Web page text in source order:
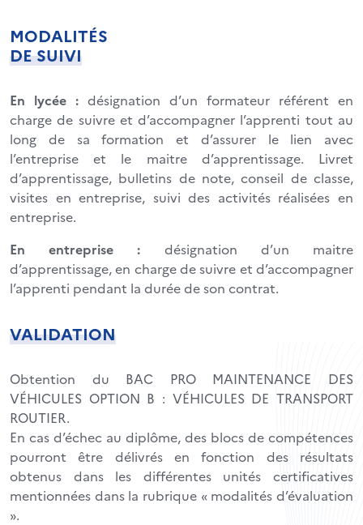
MODALITÉS
DE SUIVI
En lycée : désignation d’un formateur référent en
charge de suivre et d’accompagner l’apprenti tout au
long de sa formation et d’assurer le lien avec
l’entreprise et le maitre d’apprentissage. Livret
d’apprentissage, bulletins de note, conseil de classe,
visites en entreprise, suivi des activités réalisées en
entreprise.
En entreprise : désignation d’un maitre
d’apprentissage, en charge de suivre et d’accompagner
l’apprenti pendant la durée de son contrat.
VALIDATION
Obtention du BAC PRO MAINTENANCE DES
VÉHICULES OPTION B : VÉHICULES DE TRANSPORT
ROUTIER.
En cas d’échec au diplôme, des blocs de compétences
pourront être délivrés en fonction des résultats
obtenus dans les différentes unités certificatives
mentionnées dans la rubrique « modalités d’évaluation
».